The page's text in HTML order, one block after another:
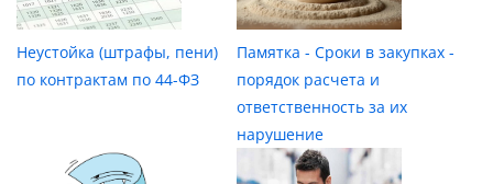
Неустойка (штрафы, пени)
по контрактам по 44-ФЗ
Памятка - Сроки в закупках -
порядок расчета и
ответственность за их
нарушение